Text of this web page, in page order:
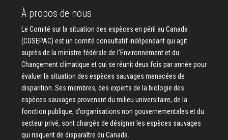
À propos de nous
Le Comité sur la situation des espèces en péril au Canada
(COSEPAC) est un comité consultatif indépendant qui agit
auprès de la ministre fédérale de l’Environnement et du
Changement climatique et qui se réunit deux fois par année pour
évaluer la situation des espèces sauvages menacées de
disparition. Ses membres, des experts de la biologie des
espèces sauvages provenant du milieu universitaire, de la
fonction publique, d’organisations non gouvernementales et du
secteur privé, sont chargés de désigner les espèces sauvages
qui risquent de disparaître du Canada.